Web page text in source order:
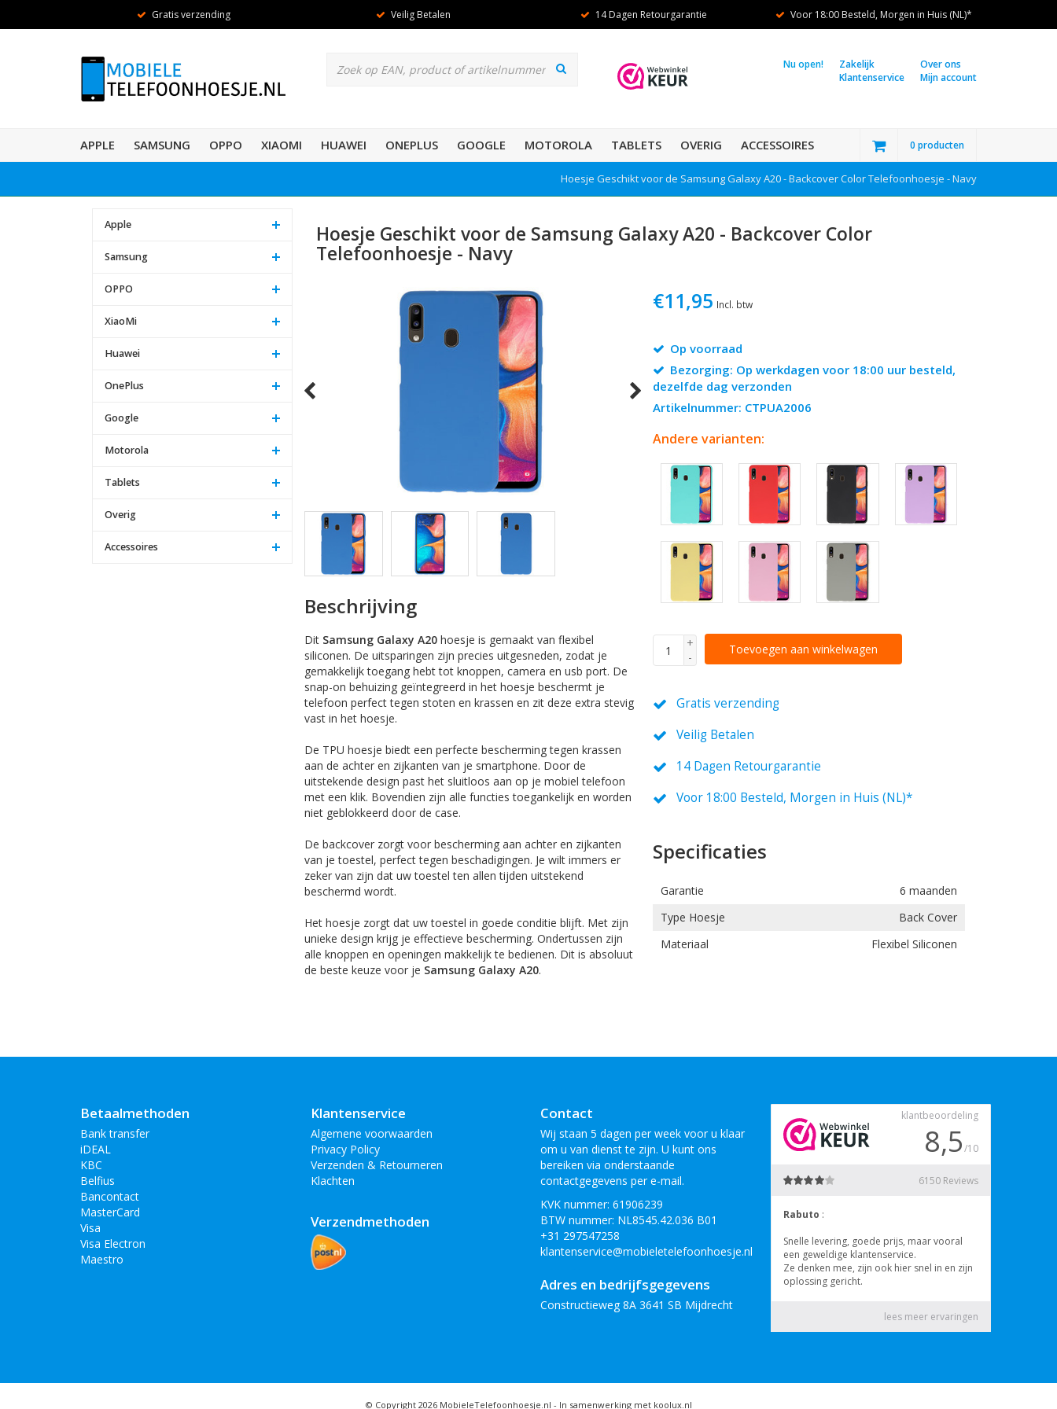
Gratis verzending Veilig Betalen 14 Dagen Retourgarantie Voor 18:00 Besteld, Morgen in Huis (NL)*
Over ons
Mijn account
Zakelijk
Klantenservice
Nu open!
APPLE SAMSUNG OPPO XIAOMI HUAWEI ONEPLUS GOOGLE MOTOROLA TABLETS OVERIG ACCESSOIRES 0 producten
Hoesje Geschikt voor de Samsung Galaxy A20 - Backcover Color Telefoonhoesje - Navy
Apple
Samsung
OPPO
XiaoMi
Huawei
OnePlus
Google
Motorola
Tablets
Overig
Accessoires
Hoesje Geschikt voor de Samsung Galaxy A20 - Backcover Color
Telefoonhoesje - Navy
Beschrijving
Dit Samsung Galaxy A20 hoesje is gemaakt van flexibel
siliconen. De uitsparingen zijn precies uitgesneden, zodat je
gemakkelijk toegang hebt tot knoppen, camera en usb port. De
snap-on behuizing geïntegreerd in het hoesje beschermt je
telefoon perfect tegen stoten en krassen en zit deze extra stevig
vast in het hoesje.
De TPU hoesje biedt een perfecte bescherming tegen krassen
aan de achter en zijkanten van je smartphone. Door de
uitstekende design past het sluitloos aan op je mobiel telefoon
met een klik. Bovendien zijn alle functies toegankelijk en worden
niet geblokkeerd door de case.
De backcover zorgt voor bescherming aan achter en zijkanten
van je toestel, perfect tegen beschadigingen. Je wilt immers er
zeker van zijn dat uw toestel ten allen tijden uitstekend
beschermd wordt.
Het hoesje zorgt dat uw toestel in goede conditie blijft. Met zijn
unieke design krijg je effectieve bescherming. Ondertussen zijn
alle knoppen en openingen makkelijk te bedienen. Dit is absoluut
de beste keuze voor je Samsung Galaxy A20.
€11,95 Incl. btw
Op voorraad
Bezorging: Op werkdagen voor 18:00 uur besteld,
dezelfde dag verzonden
Artikelnummer: CTPUA2006
Andere varianten:
+
-
Toevoegen aan winkelwagen
Gratis verzending
Veilig Betalen
14 Dagen Retourgarantie
Voor 18:00 Besteld, Morgen in Huis (NL)*
Specificaties
Garantie
6 maanden
Type Hoesje
Back Cover
Materiaal
Flexibel Siliconen
Betaalmethoden
Bank transfer
iDEAL
KBC
Belfius
Bancontact
MasterCard
Visa
Visa Electron
Maestro
Klantenservice
Algemene voorwaarden
Privacy Policy
Verzenden & Retourneren
Klachten
Verzendmethoden
Contact
Wij staan 5 dagen per week voor u klaar
om u van dienst te zijn. U kunt ons
bereiken via onderstaande
contactgegevens per e-mail.
KVK nummer: 61906239
BTW nummer: NL8545.42.036 B01
+31 297547258
klantenservice@mobieletelefoonhoesje.nl
Adres en bedrijfsgegevens
Constructieweg 8A 3641 SB Mijdrecht
© Copyright 2026 MobieleTelefoonhoesje.nl - In samenwerking met koolux.nl